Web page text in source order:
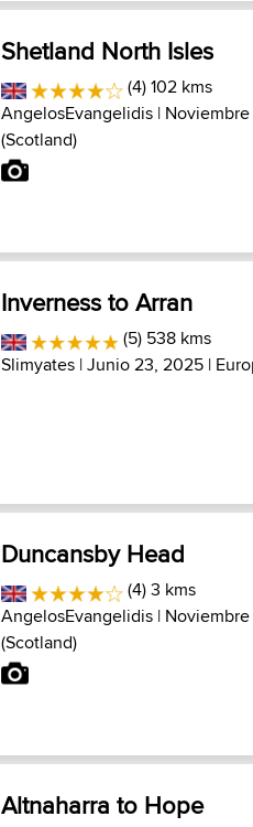
Shetland North Isles
(4) 102 kms
AngelosEvangelidis |
(Scotland)
Inverness to Arran
(5) 538 kms
Slimyates | Junio 23, 2025 |
Duncansby Head
(4) 3 kms
AngelosEvangelidis |
(Scotland)
Altnaharra to Hope